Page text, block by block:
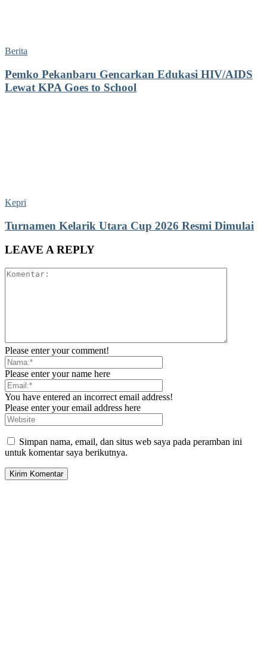
Berita
Pemko Pekanbaru Gencarkan Edukasi HIV/AIDS
Lewat KPA Goes to School
Kepri
Turnamen Kelarik Utara Cup 2026 Resmi Dimulai
LEAVE A REPLY
Please enter your comment!
Please enter your name here
You have entered an incorrect email address!
Please enter your email address here
Simpan nama, email, dan situs web saya pada peramban ini
untuk komentar saya berikutnya.